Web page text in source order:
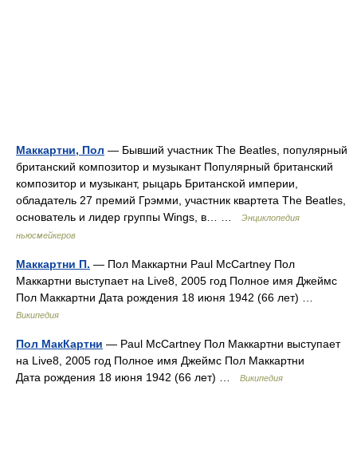
Маккартни, Пол — Бывший участник The Beatles, популярный
британский композитор и музыкант Популярный британский
композитор и музыкант, рыцарь Британской империи,
обладатель 27 премий Грэмми, участник квартета The Beatles,
основатель и лидер группы Wings, в… …
Энциклопедия
ньюсмейкеров
Маккартни П. — Пол Маккартни Paul McCartney Пол
Маккартни выступает на Live8, 2005 год Полное имя Джеймс
Пол Маккартни Дата рождения 18 июня 1942 (66 лет) …
Википедия
Пол МакКартни — Paul McCartney Пол Маккартни выступает
на Live8, 2005 год Полное имя Джеймс Пол Маккартни
Дата рождения 18 июня 1942 (66 лет) …
Википедия